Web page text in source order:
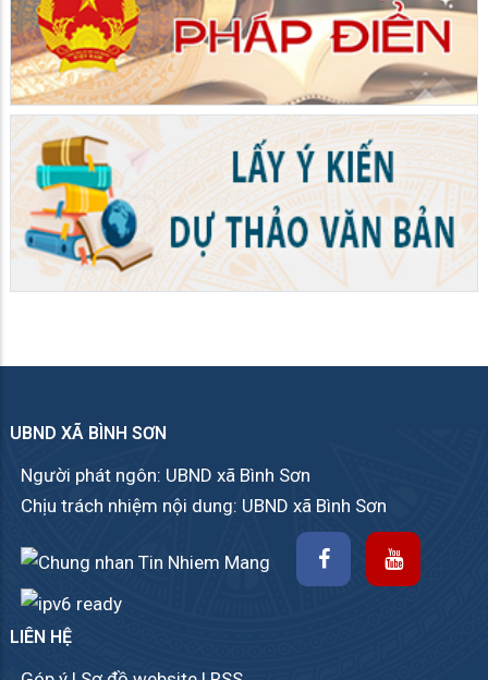
UBND XÃ BÌNH SƠN
Người phát ngôn: UBND xã Bình Sơn
Chịu trách nhiệm nội dung: UBND xã Bình Sơn
LIÊN HỆ